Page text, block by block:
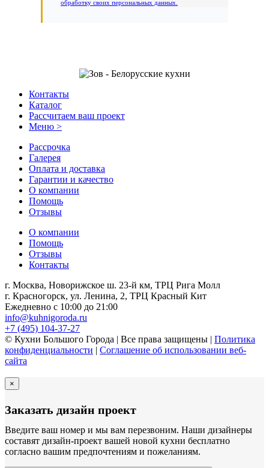
обработку своих персональных данных.
Контакты
Каталог
Рассчитаем ваш проект
Меню >
Рассрочка
Галерея
Оплата и доставка
Гарантии и качество
О компании
Помощь
Отзывы
О компании
Помощь
Отзывы
Контакты
г. Москва, Новорижское ш. 23-й км, ТРЦ Рига Молл
г. Красногорск, ул. Ленина, 2, ТРЦ Красный Кит
Ежедневно с 10:00 до 21:00
info@kuhnigoroda.ru
+7 (495) 104-37-27
© Кухни Большого Города | Все права защищены | Политика
конфиденциальности | Соглашение об использовании веб-
сайта
×
Заказать дизайн проект
Введите ваш номер и мы вам перезвоним. Наши дизайнеры
составят дизайн-проект вашей новой кухни бесплатно
согласно вашим предпочтениям и пожеланиям.